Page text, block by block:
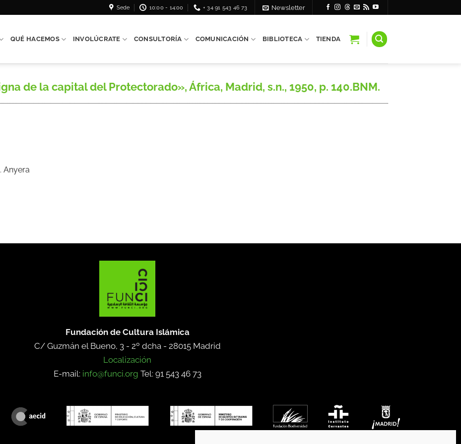
Sede 10:00 - 14:00 + 34 91 543 46 73 Newsletter
QUÉ HACEMOS INVOLÚCRATE CONSULTORÍA COMUNICACIÓN BIBLIOTECA TIENDA
de la capital del Protectorado», África, Madrid, s.n., 1950, p. 140.BNM.
Anyera
Fundación de Cultura Islámica
C/ Guzmán el Bueno, 3 - 2º dcha - 28015 Madrid
Localización
E-mail: info@funci.org Tel: 91 543 46 73